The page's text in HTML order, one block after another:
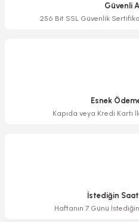
Ürün bilgilerinde hatalar
Güvenli
256 Bit SSL Güvenlik
Esnek
Kapıda veya Kredi Kartı
İstediğin
Haftanın 7 Günü